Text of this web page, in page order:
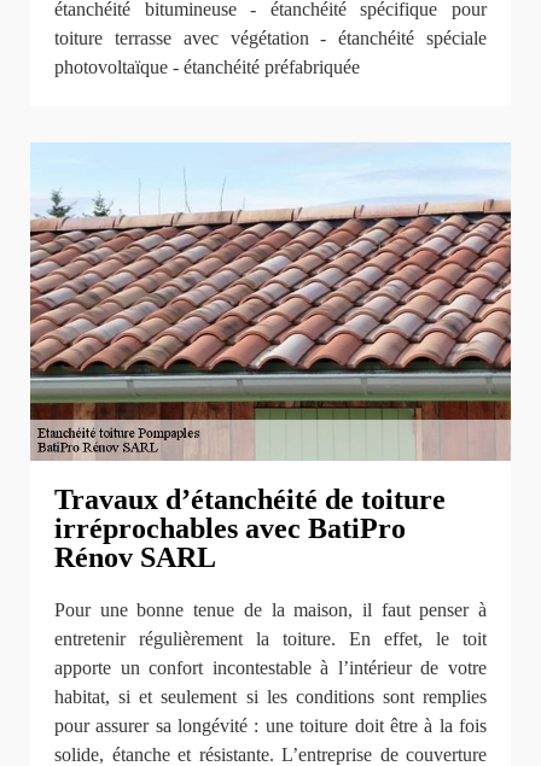
étanchéité bitumineuse - étanchéité spécifique pour
toiture terrasse avec végétation - étanchéité spéciale
photovoltaïque - étanchéité préfabriquée
Travaux d’étanchéité de toiture
irréprochables avec BatiPro
Rénov SARL
Pour une bonne tenue de la maison, il faut penser à
entretenir régulièrement la toiture. En effet, le toit
apporte un confort incontestable à l’intérieur de votre
habitat, si et seulement si les conditions sont remplies
pour assurer sa longévité : une toiture doit être à la fois
solide, étanche et résistante. L’entreprise de couverture